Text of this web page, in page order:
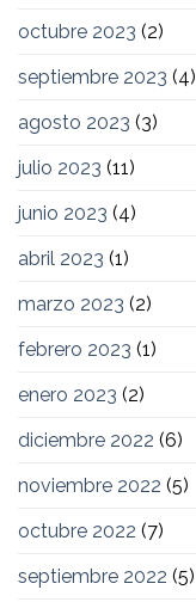
octubre 2023 (2)
septiembre 2023 (4)
agosto 2023 (3)
julio 2023 (11)
junio 2023 (4)
abril 2023 (1)
marzo 2023 (2)
febrero 2023 (1)
enero 2023 (2)
diciembre 2022 (6)
noviembre 2022 (5)
octubre 2022 (7)
septiembre 2022 (5)